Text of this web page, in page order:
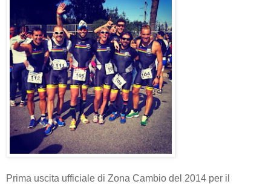
Prima uscita ufficiale di Zona Cambio del 2014 per il